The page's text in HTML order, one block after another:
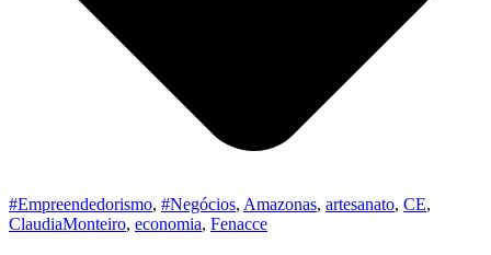
#Empreendedorismo, #Negócios, Amazonas, artesanato, CE,
ClaudiaMonteiro, economia, Fenacce